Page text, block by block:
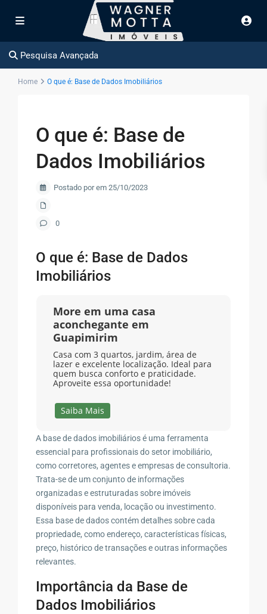
Pesquisa Avançada
Home O que é: Base de Dados Imobiliários
O que é: Base de
Dados Imobiliários
Postado por em 25/10/2023
0
O que é: Base de Dados
Imobiliários
More em uma casa
aconchegante em
Guapimirim
Casa com 3 quartos, jardim, área de
lazer e excelente localização. Ideal para
quem busca conforto e praticidade.
Aproveite essa oportunidade!
Saiba Mais
A base de dados imobiliários é uma ferramenta
essencial para profissionais do setor imobiliário,
como corretores, agentes e empresas de consultoria.
Trata-se de um conjunto de informações
organizadas e estruturadas sobre imóveis
disponíveis para venda, locação ou investimento.
Essa base de dados contém detalhes sobre cada
propriedade, como endereço, características físicas,
preço, histórico de transações e outras informações
relevantes.
Importância da Base de
Dados Imobiliários